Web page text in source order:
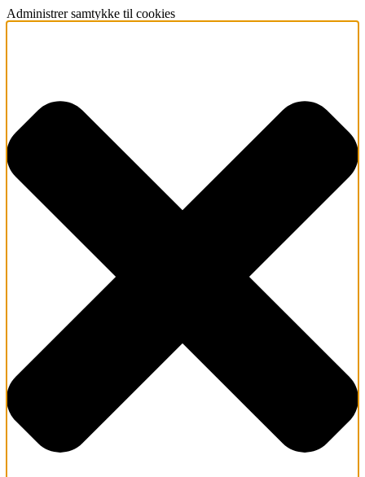
Administrer samtykke til cookies